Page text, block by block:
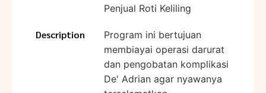
Penjual Roti Keliling
Description
Program ini bertujuan
membiayai operasi darurat
dan pengobatan komplikasi
De' Adrian agar nyawanya